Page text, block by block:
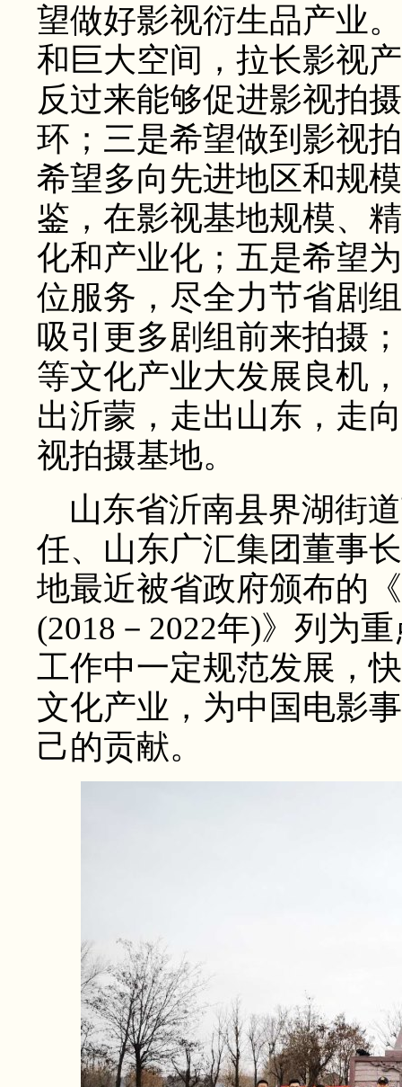
望做好影视衍生品产业
和巨大空间，拉长影视
反过来能够促进影视拍
环；三是希望做到影视
希望多向先进地区和规
鉴，在影视基地规模、
化和产业化；五是希望
位服务，尽全力节省剧
吸引更多剧组前来拍摄
等文化产业大发展良机
出沂蒙，走出山东，走
视拍摄基地。
山东省沂南县界湖街
任、山东广汇集团董事
地最近被省政府颁布的
(2018－2022年)》列为
工作中一定规范发展，
文化产业，为中国电影
己的贡献。